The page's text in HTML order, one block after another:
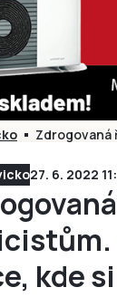
Zdrogovaná
27. 6. 2022
kde